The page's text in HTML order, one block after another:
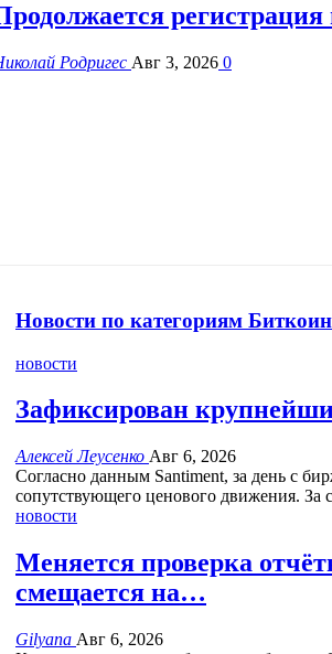
Родригес Авг 3, 2026 0
Новости по категориям Биткоин
новости
Зафиксирован
Алексей Леусенко Авг 6, 2026
Согласно данным Santiment, за день с
сопутствующего ценового движения. За
новости
Меняется проверка
смещается на…
Gilyana Авг 6, 2026